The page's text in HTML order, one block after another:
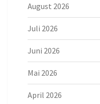
August 2026
Juli 2026
Juni 2026
Mai 2026
April 2026